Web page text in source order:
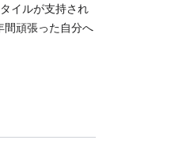
イルが支持され
間頑張った自分へ